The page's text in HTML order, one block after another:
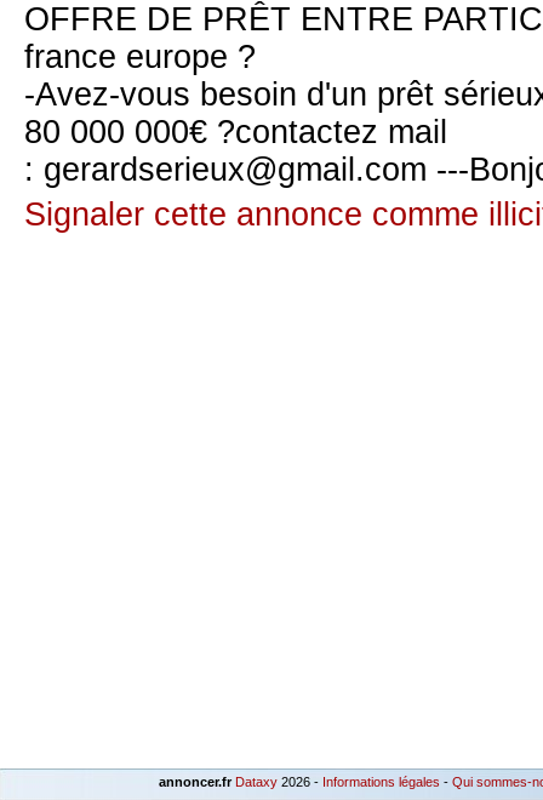
OFFRE DE PRÊT ENTRE
france europe ?
-Avez-vous besoin d'un prêt
80 000 000€ ?contactez mail
: gerardserieux@gmail.com ---
Signaler cette annonce comme
annoncer.fr Dataxy 2026 - Informations légales - Qui sommes-